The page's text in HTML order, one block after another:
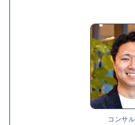
コンサ